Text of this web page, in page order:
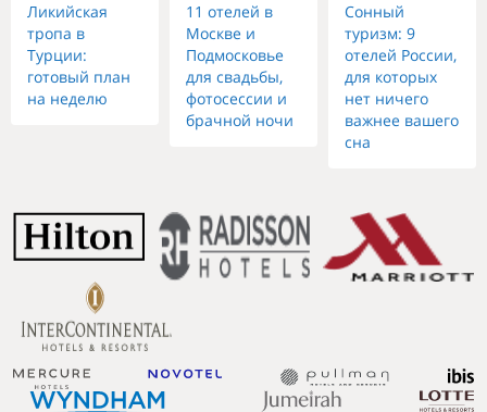
Ликийская
тропа в
Турции:
готовый план
на неделю
11 отелей в
Москве и
Подмосковье
для свадьбы,
фотосессии и
брачной ночи
Сонный
туризм: 9
отелей России,
для которых
нет ничего
важнее вашего
сна